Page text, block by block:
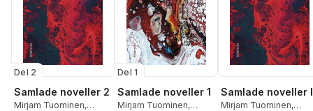
Del 2
Samlade noveller 2
Mirjam Tuominen,
Del 1
Samlade noveller 1
Mirjam Tuominen,
Samlade noveller
Mirjam Tuominen,